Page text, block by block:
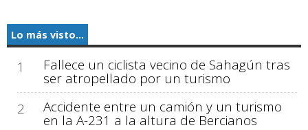
Lo más visto...
1 Fallece un ciclista vecino de Sahagún tras
ser atropellado por un turismo
2
Accidente entre un camión y un turismo
en la A-231 a la altura de Bercianos